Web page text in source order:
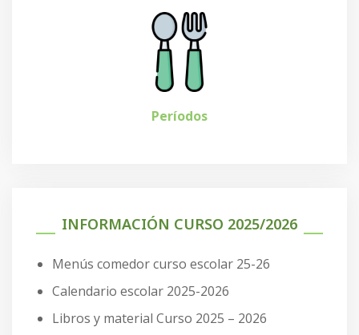
Períodos
INFORMACIÓN CURSO 2025/2026
Menús comedor curso escolar 25-26
Calendario escolar 2025-2026
Libros y material Curso 2025 – 2026